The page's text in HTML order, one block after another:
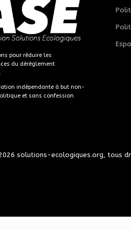
pour réduire les
du dérèglement
indépendante à but non-
et sans confession.
solutions-ecologiques.org, tous